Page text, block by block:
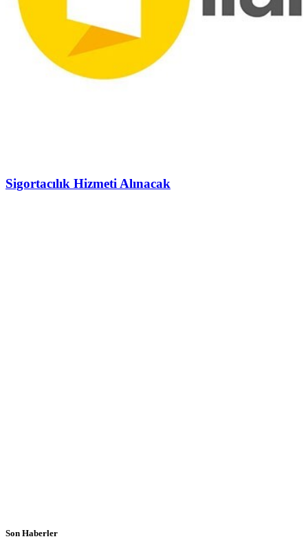
Sigortacılık Hizmeti Alınacak
Son Haberler